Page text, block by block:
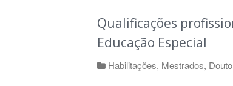
Qualificações
Educação Especial
Habilitações, Mestrados,